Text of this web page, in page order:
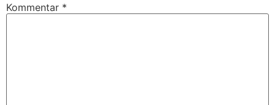
Kommentar *